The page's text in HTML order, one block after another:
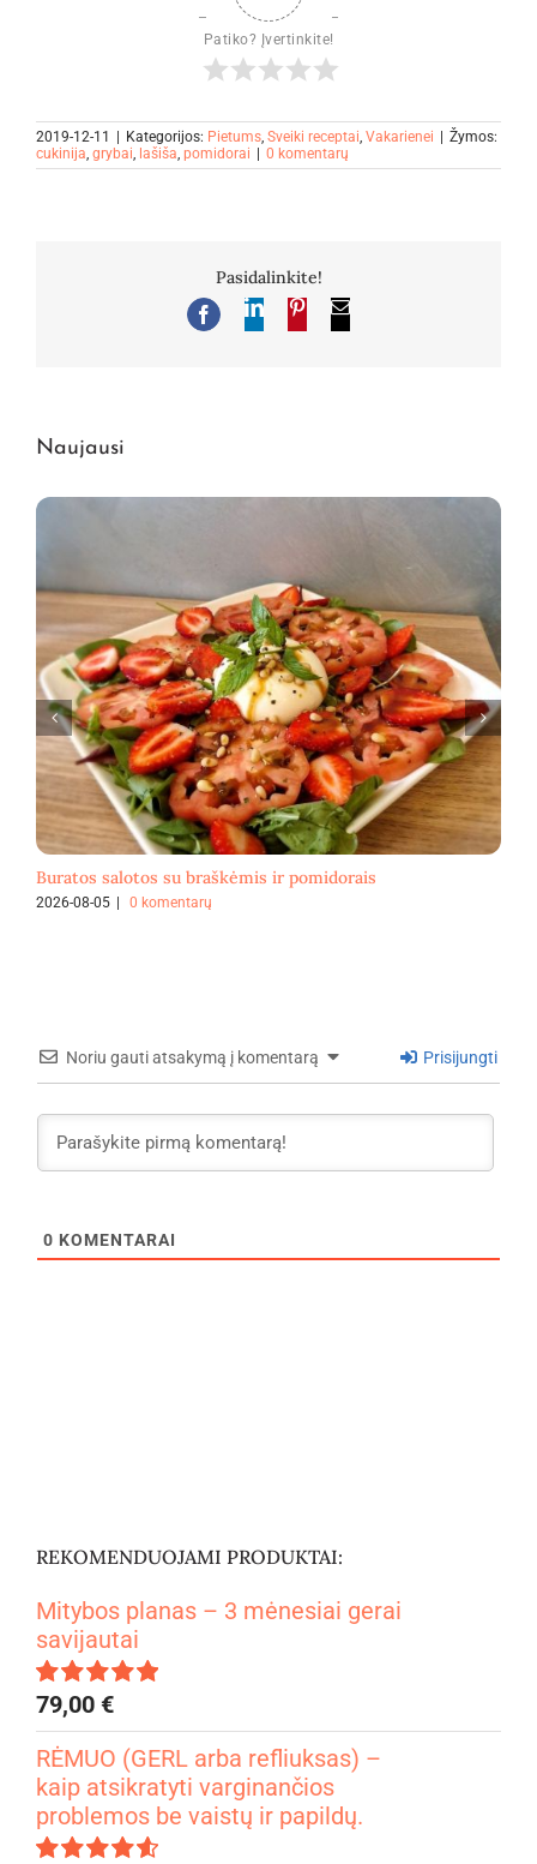
Patiko? Įvertinkite!
2019-12-11 Kategorijos: Pietums, Sveiki receptai, Vakarienei
Žymos:
cukinija, grybai, lašiša, pomidorai 0 komentarų
Pasidalinkite!
FacebookLinkedInPinterest
El.
Naujausi
Buratos salotos su braškėmis ir pomidorais
2026-08-05 0 komentarų
Noriu gauti atsakymą į komentarą Prisijungti
0 KOMENTARAI
REKOMENDUOJAMI PRODUKTAI:
Mitybos planas – 3 mėnesiai gerai
savijautai
Įvertinimas:
4.99iš 5
79,00 €
RĖMUO (GERL arba refliuksas) –
kaip atsikratyti varginančios
problemos be vaistų ir papildų.